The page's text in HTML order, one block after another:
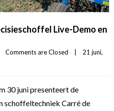
Live-Demo en
Comments are Closed |
21 juni,
30 juni presenteert de
schoffeltechniek Carré de